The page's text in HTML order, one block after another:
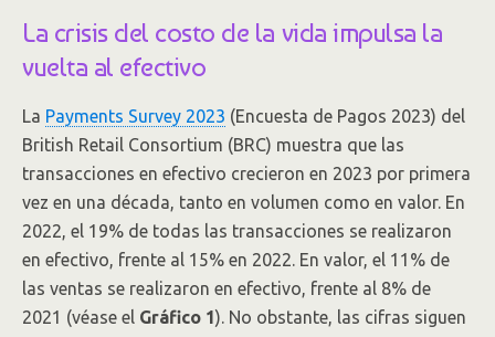
La crisis del costo de la vida impulsa la
vuelta al efectivo
La Payments Survey 2023 (Encuesta de Pagos 2023) del
British Retail Consortium (BRC) muestra que las
transacciones en efectivo crecieron en 2023 por primera
vez en una década, tanto en volumen como en valor. En
2022, el 19% de todas las transacciones se realizaron
en efectivo, frente al 15% en 2022. En valor, el 11% de
las ventas se realizaron en efectivo, frente al 8% de
2021 (véase el Gráfico 1). No obstante, las cifras siguen